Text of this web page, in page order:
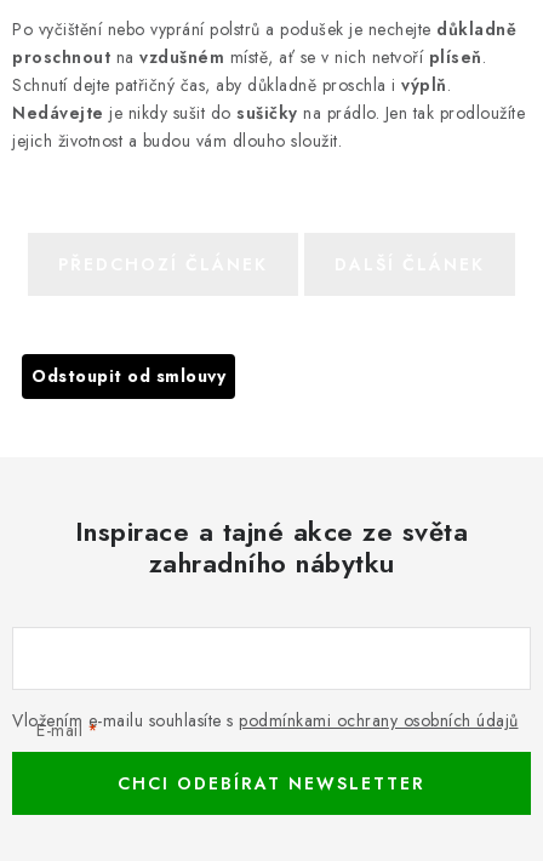
Po vyčištění nebo vyprání polstrů a podušek je nechejte důkladně
proschnout na vzdušném místě, ať se v nich netvoří plíseň.
Schnutí dejte patřičný čas, aby důkladně proschla i výplň.
Nedávejte je nikdy sušit do sušičky na prádlo. Jen tak prodloužíte
jejich životnost a budou vám dlouho sloužit.
Odstoupit od smlouvy
Inspirace a tajné akce ze světa
zahradního nábytku
E-mail
Vložením e-mailu souhlasíte s podmínkami ochrany osobních údajů
CHCI ODEBÍRAT NEWSLETTER